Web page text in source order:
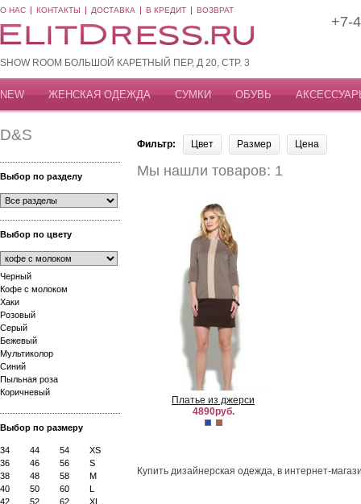
О НАС КОНТАКТЫ ДОСТАВКА В КРЕДИТ ВОЗВРАТ
SHOW ROOM БОЛЬШОЙ КАРЕТНЫЙ ПЕР, Д 20, СТР. 3
+7-
NEW ЖЕНСКАЯ ОДЕЖДА СУМКИ ОБУВЬ
D&S
Выбор по разделу
Выбор по цвету
Черный
Кофе с молоком
Хаки
Розовый
Серый
Бежевый
Мультиколор
Синий
Пыльная роза
Коричневый
Выбор по размеру
34 44 54
XS
36
46 56
S
38
48 58
M
40
50 60
L
42
52 62 XL
Фильтр: Цвет Размер Цена
Мы нашли товаров: 1
Платье из джерси
4890руб.
Купить дизайнерская одежда, в интернет-